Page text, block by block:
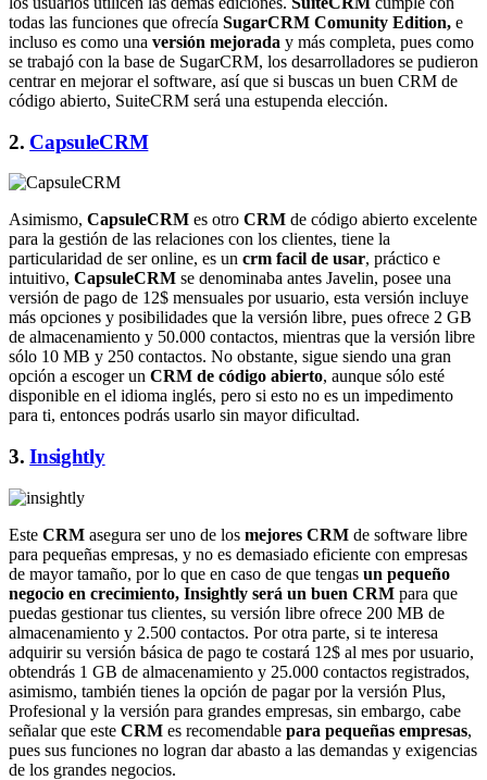
todas las funciones que ofrecía SugarCRM Comunity Edition, e
incluso es como una versión mejorada y más completa, pues como
se trabajó con la base de SugarCRM, los desarrolladores se pudieron
centrar en mejorar el software, así que si buscas un buen CRM de
código abierto, SuiteCRM será una estupenda elección.
2. CapsuleCRM
Asimismo, CapsuleCRM es otro CRM de código abierto excelente
para la gestión de las relaciones con los clientes, tiene la
particularidad de ser online, es un crm facil de usar, práctico e
intuitivo, CapsuleCRM se denominaba antes Javelin, posee una
versión de pago de 12$ mensuales por usuario, esta versión incluye
más opciones y posibilidades que la versión libre, pues ofrece 2 GB
de almacenamiento y 50.000 contactos, mientras que la versión libre
sólo 10 MB y 250 contactos. No obstante, sigue siendo una gran
opción a escoger un CRM de código abierto, aunque sólo esté
disponible en el idioma inglés, pero si esto no es un impedimento
para ti, entonces podrás usarlo sin mayor dificultad.
3.Insightly
Este CRM asegura ser uno de los mejores CRM de software libre
para pequeñas empresas, y no es demasiado eficiente con empresas
de mayor tamaño, por lo que en caso de que tengas un pequeño
negocio en crecimiento, Insightly será un buen CRM para que
puedas gestionar tus clientes, su versión libre ofrece 200 MB de
almacenamiento y 2.500 contactos. Por otra parte, si te interesa
adquirir su versión básica de pago te costará 12$ al mes por usuario,
obtendrás 1 GB de almacenamiento y 25.000 contactos registrados,
asimismo, también tienes la opción de pagar por la versión Plus,
Profesional y la versión para grandes empresas, sin embargo, cabe
señalar que este CRM es recomendable para pequeñas empresas,
pues sus funciones no logran dar abasto a las demandas y exigencias
de los grandes negocios.